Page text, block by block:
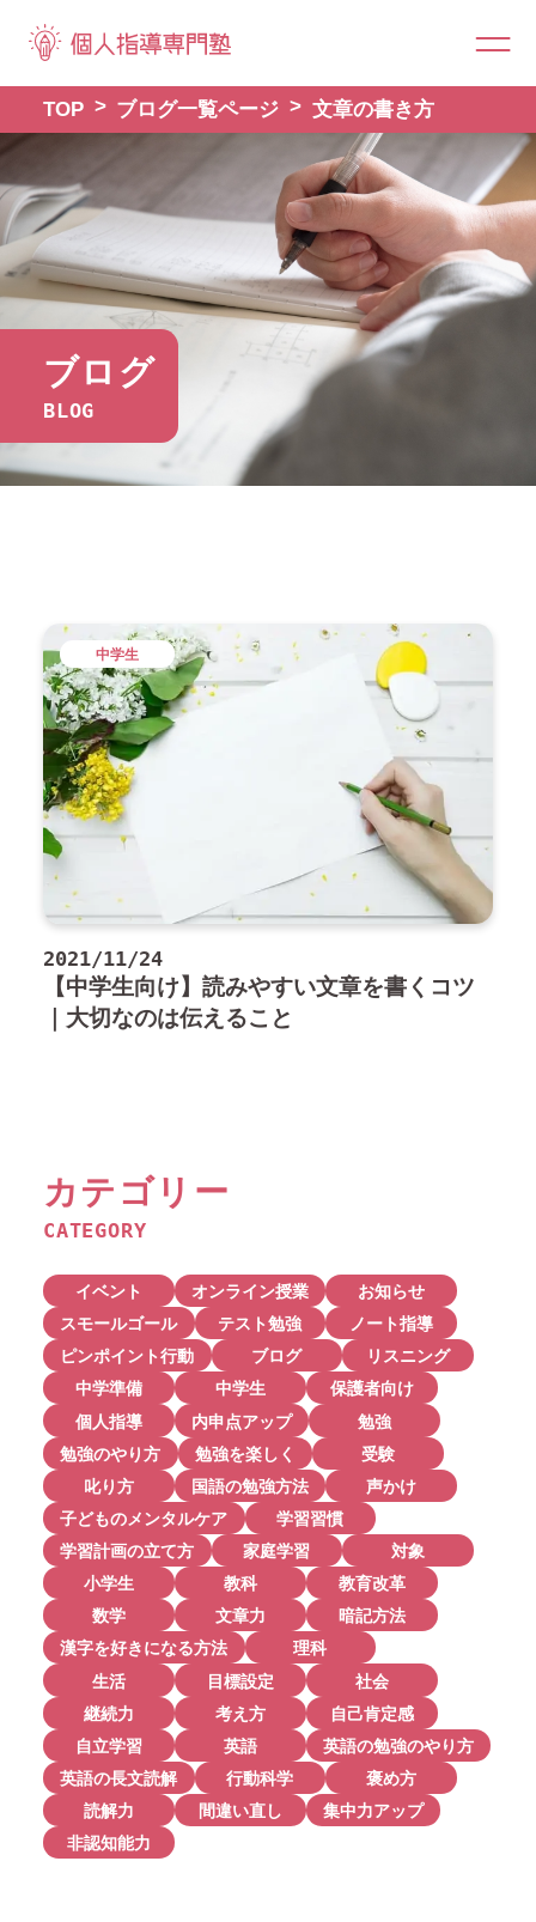
TOP ブログ一覧ページ 文章の書き方
ブログ
BLOG
2021/11/24
【中学生向け】読みやすい文章を書くコツ
｜大切なのは伝えること
中学生
カテゴリー
CATEGORY
イベント オンライン授業
お知らせ
スモールゴール
テスト勉強
ノート指導
ピンポイント行動
ブログ
リスニング
中学準備
中学生
保護者向け
個人指導
内申点アップ
勉強
勉強のやり方
勉強を楽しく
受験
叱り方
国語の勉強方法
声かけ
子どものメンタルケア
学習習慣
学習計画の立て方
家庭学習
対象
小学生
教科
教育改革
数学
文章力
暗記方法
漢字を好きになる方法
理科
生活
目標設定
社会
継続力
考え方
自己肯定感
自立学習
英語
英語の勉強のやり方
英語の長文読解
行動科学
褒め方
読解力
間違い直し
集中力アップ
非認知能力